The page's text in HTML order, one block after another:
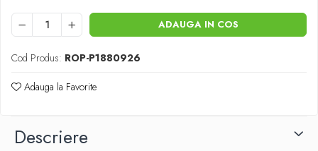
ADAUGA IN COS
Cod Produs: ROP-P1880926
Adauga la Favorite
Descriere